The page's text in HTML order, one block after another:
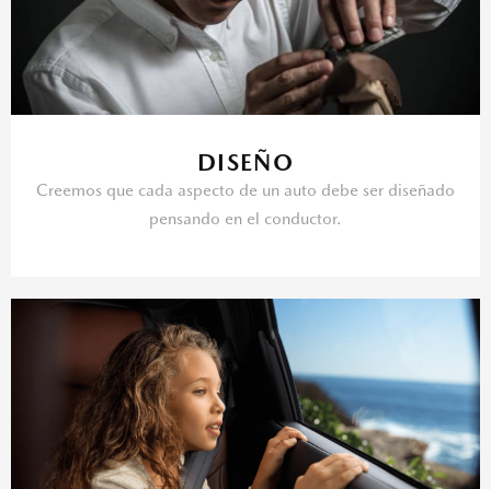
DISEÑO
Creemos que cada aspecto de un auto debe ser diseñado
pensando en el conductor.